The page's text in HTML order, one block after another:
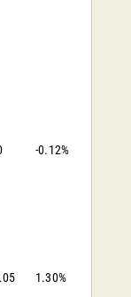
-0.12%
1.30%